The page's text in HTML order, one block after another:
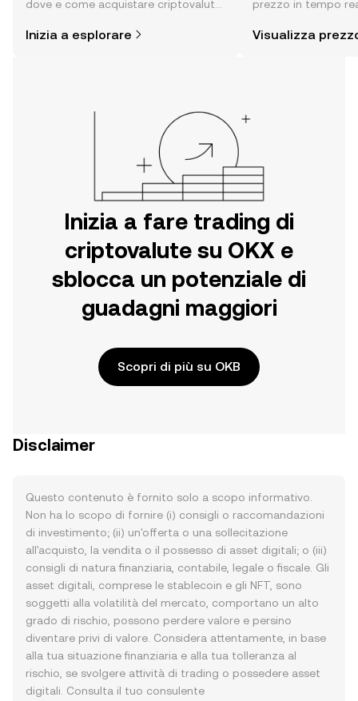
dove e come acquistare criptovalute
pensare. Inizia il tuo viaggio sull'app
Inizia a esplorare
prezzo in tempo
altro ancora.
Visualizza
Inizia a fare trading di
criptovalute su OKX e
sblocca un potenziale di
guadagni maggiori
Scopri di più su OKB
Disclaimer
Questo contenuto è fornito solo a scopo informativo.
Non ha lo scopo di fornire (i) consigli o raccomandazioni
di investimento; (ii) un'offerta o una sollecitazione
all'acquisto, la vendita o il possesso di asset digitali; o (iii)
consigli di natura finanziaria, contabile, legale o fiscale. Gli
asset digitali, comprese le stablecoin e gli NFT, sono
soggetti alla volatilità del mercato, comportano un alto
grado di rischio, possono perdere valore e persino
diventare privi di valore. Considera attentamente, in base
alla tua situazione finanziaria e alla tua tolleranza al
rischio, se svolgere attività di trading o possedere asset
digitali. Consulta il tuo consulente